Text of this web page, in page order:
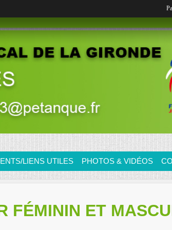
LIENS UTILES PHOTOS & VIDÉOS
FÉMININ ET